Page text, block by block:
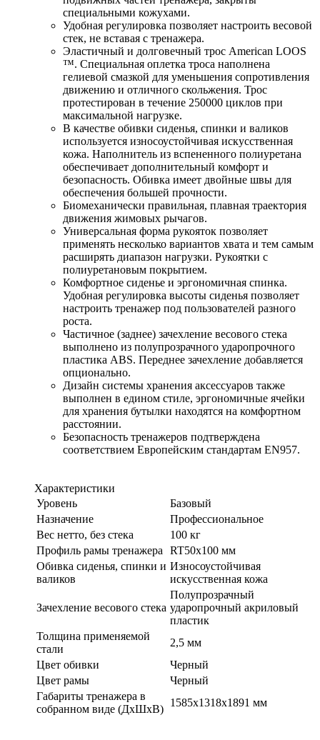
специальными кожухами.
Удобная регулировка позволяет настроить весовой
стек, не вставая с тренажера.
Эластичный и долговечный трос American LOOS
™. Специальная оплетка троса наполнена
гелиевой смазкой для уменьшения сопротивления
движению и отличного скольжения. Трос
протестирован в течение 250000 циклов при
максимальной нагрузке.
В качестве обивки сиденья, спинки и валиков
используется износоустойчивая искусственная
кожа. Наполнитель из вспененного полиуретана
обеспечивает дополнительный комфорт и
безопасность. Обивка имеет двойные швы для
обеспечения большей прочности.
Биомеханически правильная, плавная траектория
движения жимовых рычагов.
Универсальная форма рукояток позволяет
применять несколько вариантов хвата и тем самым
расширять диапазон нагрузки. Рукоятки с
полиуретановым покрытием.
Комфортное сиденье и эргономичная спинка.
Удобная регулировка высоты сиденья позволяет
настроить тренажер под пользователей разного
роста.
Частичное (заднее) зачехление весового стека
выполнено из полупрозрачного ударопрочного
пластика ABS. Переднее зачехление добавляется
опционально.
Дизайн системы хранения аксессуаров также
выполнен в едином стиле, эргономичные ячейки
для хранения бутылки находятся на комфортном
расстоянии.
Безопасность тренажеров подтверждена
соответствием Европейским стандартам EN957.
Характеристики
Уровень
Базовый
Назначение
Профессиональное
Вес нетто, без стека
100 кг
Профиль рамы тренажера
RT50x100 мм
Обивка сиденья, спинки и
валиков
Износоустойчивая
искусственная кожа
Зачехление весового стека
Полупрозрачный
ударопрочный акриловый
пластик
Толщина применяемой
стали
2,5 мм
Цвет обивки
Черный
Цвет рамы
Черный
Габариты тренажера в
собранном виде (ДxШxВ)
1585x1318x1891 мм